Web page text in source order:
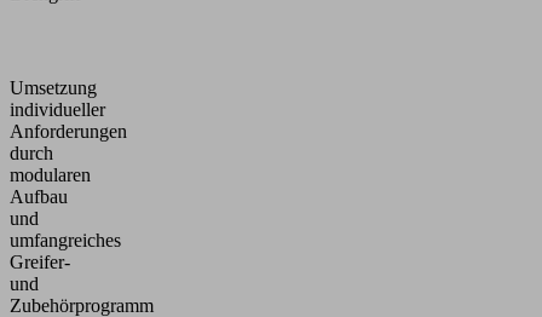
Umsetzung
individueller
Anforderungen
durch
modularen
Aufbau
und
umfangreiches
Greifer-
und
Zubehörprogramm